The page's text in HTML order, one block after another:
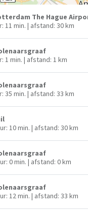
The Hague
11 min. | afstand: 30 km
1 min. | afstand: 1 km
35 min. | afstand: 33 km
10 min. | afstand: 30 km
0 min. | afstand: 0 km
12 min. | afstand: 33 km